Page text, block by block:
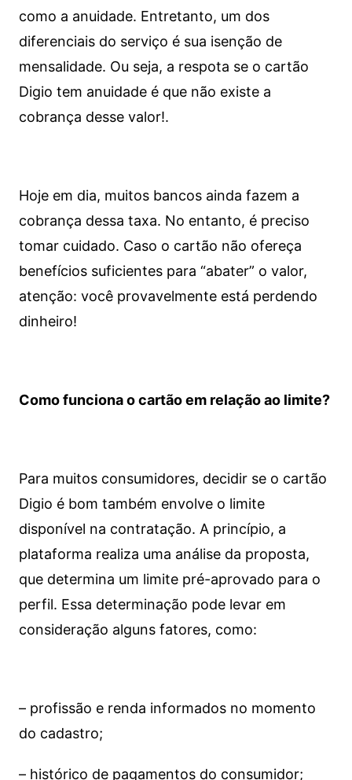
como a anuidade. Entretanto, um dos
diferenciais do serviço é sua isenção de
mensalidade. Ou seja, a respota se o cartão
Digio tem anuidade é que não existe a
cobrança desse valor!.
Hoje em dia, muitos bancos ainda fazem a
cobrança dessa taxa. No entanto, é preciso
tomar cuidado. Caso o cartão não ofereça
benefícios suficientes para “abater” o valor,
atenção: você provavelmente está perdendo
dinheiro!
Como funciona o cartão em relação ao limite?
Para muitos consumidores, decidir se o cartão
Digio é bom também envolve o limite
disponível na contratação. A princípio, a
plataforma realiza uma análise da proposta,
que determina um limite pré-aprovado para o
perfil. Essa determinação pode levar em
consideração alguns fatores, como:
– profissão e renda informados no momento
do cadastro;
– histórico de pagamentos do consumidor;